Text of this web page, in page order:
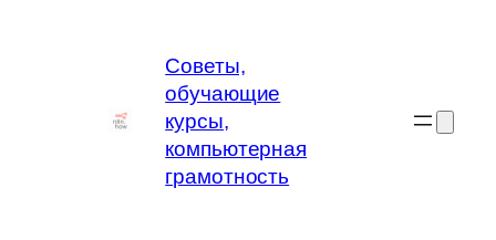
Советы,
обучающие
курсы,
компьютерная
грамотность